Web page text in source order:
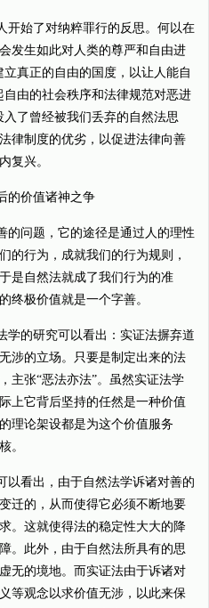
始了对纳粹罪行的反思。何以在
发生如此对人类的尊严和自由进
真正的自由的国度，以让人能自
由的社会秩序和法律规范对恶进
了曾经被我们丢弃的自然法思
律制度的优劣，以促进法律向善
复兴。
价值诸神之争
问题，它的途径是通过人的理性
的行为，成就我们的行为规则，
是自然法就成了我们行为的准
终极价值就是一个字善。
的研究可以看出：实证法摒弃道
涉的立场。只要是制定出来的法
主张“恶法亦法”。虽然实证法学
上它背后坚持的任然是一种价值
论架设都是为这个价值服务
。
看出，由于自然法学诉诸对善的
迁的，从而使得它必须不断地要
。这就使得法的稳定性大大的降
。此外，由于自然法所具有的思
无的境地。而实证法由于诉诸对
等观念以求价值无涉，以此来保